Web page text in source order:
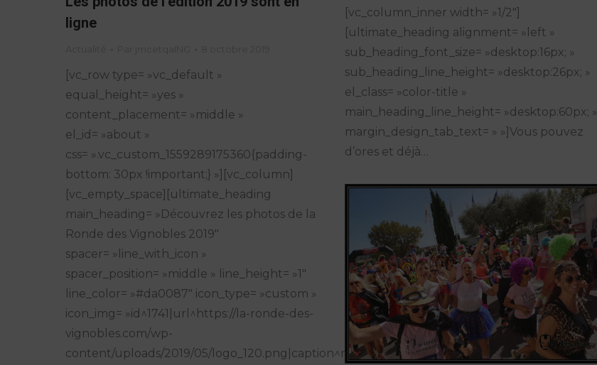
[vc_column_inner width= »1/2″]
[ultimate_heading alignment= »left »
sub_heading_font_size= »desktop:16px; »
sub_heading_line_height= »desktop:26px; »
el_class= »color-title »
main_heading_line_height= »desktop:60px; »
margin_design_tab_text= » »]Vous pouvez
d’ores et déjà…
ligne
[vc_row type= »vc_default »
equal_height= »yes »
content_placement= »middle »
el_id= »about »
css= ».vc_custom_1559289175360{padding-
bottom: 30px !important;} »][vc_column]
[vc_empty_space][ultimate_heading
main_heading= »Découvrez les photos de la
Ronde des Vignobles 2019″
spacer= »line_with_icon »
spacer_position= »middle » line_height= »1″
line_color= »#da0087″ icon_type= »custom »
icon_img= »id^1741|url^https://la-ronde-des-
vignobles.com/wp-
content/uploads/2019/05/logo_120.png|caption^null|alt^null|title^logo_120|description^null »